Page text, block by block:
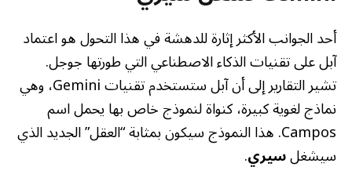
أحد الجوانب الأكثر إثارة للدهشة في هذا التحول هو اعتماد
آبل على تقنيات الذكاء الاصطناعي التي طورتها جوجل.
تشير التقارير إلى أن آبل ستستخدم تقنيات Gemini، وهي
نماذج لغوية كبيرة، كنواة لنموذج خاص بها يحمل اسم
Campos. هذا النموذج سيكون بمثابة “العقل” الجديد الذي
سيشغلسيري.